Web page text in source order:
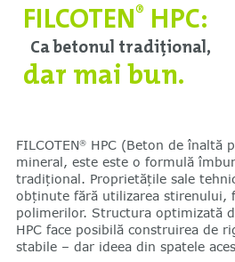
FILCOTEN® HPC:
Ca betonul tradițional,
dar mai bun.
FILCOTEN®HPC (Beton de înaltă
mineral, este este o formulă
tradițional. Proprietățile sale
obținute fără utilizarea stirenului,
polimerilor. Structura optimizată
HPC face posibilă construirea de
stabile – dar ideea din spatele